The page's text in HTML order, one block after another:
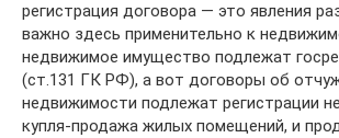
регистрация договора — это явления
важно здесь применительно к
недвижимое имущество подлежат
(ст.131 ГК РФ), а вот договоры об
недвижимости подлежат регистрации
купля-продажа жилых помещений, и